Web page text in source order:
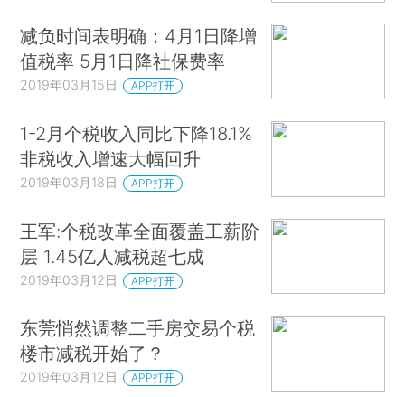
减负时间表明确：4月1日降增
值税率 5月1日降社保费率
2019年03月15日 APP打开
1-2月个税收入同比下降18.1%
非税收入增速大幅回升
2019年03月18日 APP打开
王军:个税改革全面覆盖工薪阶
层 1.45亿人减税超七成
2019年03月12日 APP打开
东莞悄然调整二手房交易个税
楼市减税开始了？
2019年03月12日 APP打开